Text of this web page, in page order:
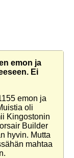
emon ja
Ei
emon ja
oli
Kingostonin
Builder
hyvin. Mutta
mahtaa